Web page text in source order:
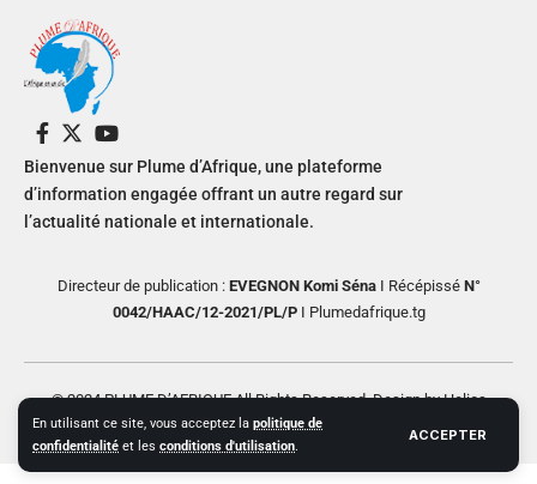
En utilisant ce site, vous acceptez la politique de
confidentialité et les conditions d'utilisation.
ACCEPTER
Bienvenue sur Plume d’Afrique, une plateforme
d’information engagée offrant un autre regard sur
l’actualité nationale et internationale.
Directeur de publication : EVEGNON Komi SénaI RécépisséN°
0042/HAAC/12-2021/PL/PI Plumedafrique.tg
© 2024 PLUME D’AFRIQUE All Rights Reserved. Design by Helios
Creative